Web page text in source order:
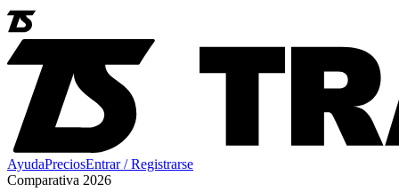
AyudaPreciosEntrar / Registrarse
Comparativa 2026